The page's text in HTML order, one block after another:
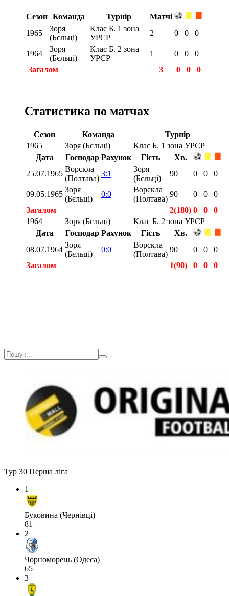
Сезон Команда Турнір
Матчі
1965
Зоря
(Бєльці)
Клас Б. 1 зона
УРСР
2 0 0 0
1964
Зоря
(Бєльці)
Клас Б. 2 зона
УРСР
1 0 0
0
Загалом
3 0 0 0
Статистика по матчах
Сезон Команда
Турнір
1965
Зоря (Бєльці)
Клас Б. 1 зона УРСР
Дата
Господар Рахунок Гість
Хв.
25.07.1965
Ворскла
(Полтава)
3:1
Зоря
(Бєльці)
90 0 0 0
09.05.1965
Зоря
(Бєльці)
0:0
Ворскла
(Полтава)
90 0 0
0
Загалом
2(180) 0 0
0
1964
Зоря (Бєльці)
Клас Б. 2 зона УРСР
Дата
Господар Рахунок Гість
Хв.
08.07.1964
Зоря
(Бєльці)
0:0
Ворскла
(Полтава)
90 0 0
0
Загалом
1(90) 0 0
0
Тур 30 Перша ліга
1
Буковина (Чернівці)
81
2
Чорноморець (Одеса)
65
3